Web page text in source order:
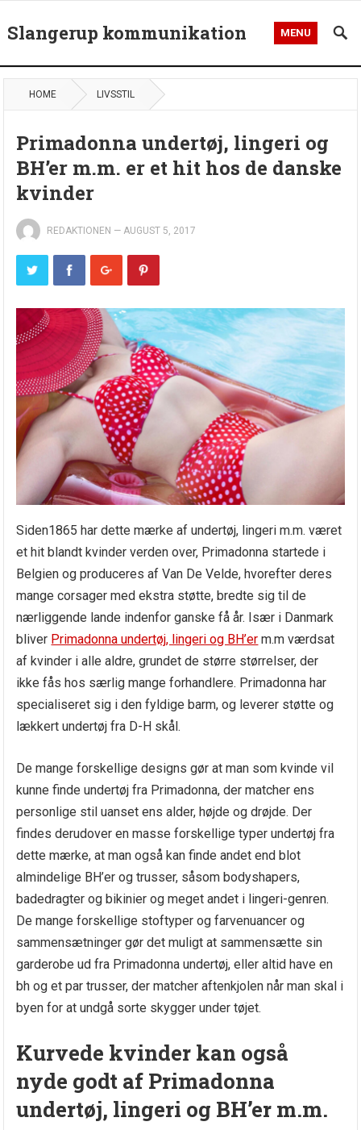
Slangerup kommunikation MENU
HOME LIVSSTIL
Primadonna undertøj, lingeri og
BH’er m.m. er et hit hos de danske
kvinder
REDAKTIONEN — AUGUST 5, 2017
Siden1865 har dette mærke af undertøj, lingeri m.m. været
et hit blandt kvinder verden over, Primadonna startede i
Belgien og produceres af Van De Velde, hvorefter deres
mange corsager med ekstra støtte, bredte sig til de
nærliggende lande indenfor ganske få år. Især i Danmark
bliver Primadonna undertøj, lingeri og BH’er m.m værdsat
af kvinder i alle aldre, grundet de større størrelser, der
ikke fås hos særlig mange forhandlere. Primadonna har
specialiseret sig i den fyldige barm, og leverer støtte og
lækkert undertøj fra D-H skål.
De mange forskellige designs gør at man som kvinde vil
kunne finde undertøj fra Primadonna, der matcher ens
personlige stil uanset ens alder, højde og drøjde. Der
findes derudover en masse forskellige typer undertøj fra
dette mærke, at man også kan finde andet end blot
almindelige BH’er og trusser, såsom bodyshapers,
badedragter og bikinier og meget andet i lingeri-genren.
De mange forskellige stoftyper og farvenuancer og
sammensætninger gør det muligt at sammensætte sin
garderobe ud fra Primadonna undertøj, eller altid have en
bh og et par trusser, der matcher aftenkjolen når man skal i
byen for at undgå sorte skygger under tøjet.
Kurvede kvinder kan også
nyde godt af Primadonna
undertøj, lingeri og BH’er m.m.